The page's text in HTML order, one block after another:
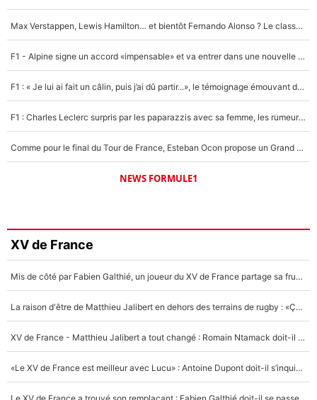
Max Verstappen, Lewis Hamilton… et bientôt Fernando Alonso ? Le classement des pilotes les mieux payés en Formule 1 risque de changer !
F1 - Alpine signe un accord «impensable» et va entrer dans une nouvelle dimension : Grande nouvelle pour Pierre Gasly !
F1 : « Je lui ai fait un câlin, puis j’ai dû partir...», le témoignage émouvant de Max Verstappen sur sa fille
F1 : Charles Leclerc surpris par les paparazzis avec sa femme, les rumeurs étaient vraies !
Comme pour le final du Tour de France, Esteban Ocon propose un Grand Prix de Formule 1 à Paris : «Autour de l’Arc de Triomphe, ce serait génial» !
NEWS FORMULE1
XV de France
Mis de côté par Fabien Galthié, un joueur du XV de France partage sa frustration : «ils ne me l’ont pas dit tout de suite»
La raison d'être de Matthieu Jalibert en dehors des terrains de rugby : «Ça m'atteint autant que si tu touches à un membre de ma famille»
XV de France - Matthieu Jalibert a tout changé : Romain Ntamack doit-il s’inquiéter pour sa place à un an de la Coupe du monde ?
«Le XV de France est meilleur avec Lucu» : Antoine Dupont doit-il s’inquiéter pour sa place ?